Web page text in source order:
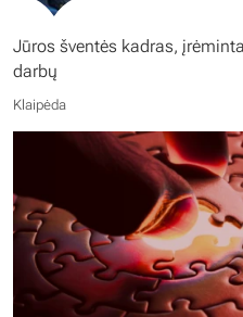
Jūros šventės kadras,
darbų
Klaipėda